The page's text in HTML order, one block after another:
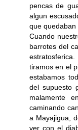
pencas de
algun
que quedaban
Cuando
barrotes del
tiramos en el
estabamos
del supuesto
malamente
caminando
a Mayajigua,
ver con el